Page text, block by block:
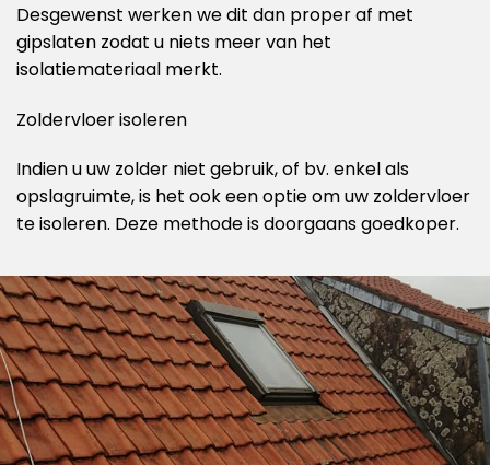
Desgewenst werken we dit dan proper af met
gipslaten zodat u niets meer van het
isolatiemateriaal merkt.
Zoldervloer isoleren
Indien u uw zolder niet gebruik, of bv. enkel als
opslagruimte, is het ook een optie om uw zoldervloer
te isoleren. Deze methode is doorgaans goedkoper.